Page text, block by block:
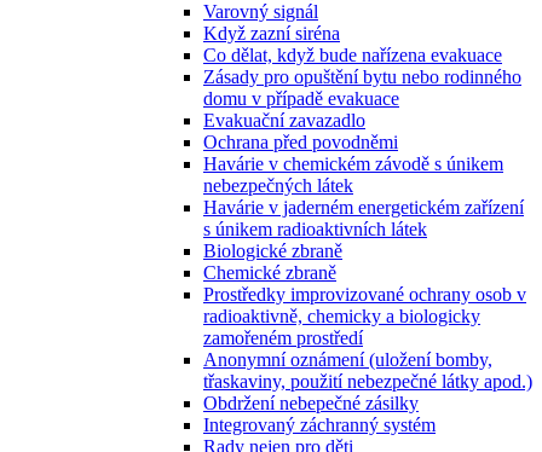
Varovný signál
Když zazní siréna
Co dělat, když bude nařízena evakuace
Zásady pro opuštění bytu nebo rodinného
domu v případě evakuace
Evakuační zavazadlo
Ochrana před povodněmi
Havárie v chemickém závodě s únikem
nebezpečných látek
Havárie v jaderném energetickém zařízení
s únikem radioaktivních látek
Biologické zbraně
Chemické zbraně
Prostředky improvizované ochrany osob v
radioaktivně, chemicky a biologicky
zamořeném prostředí
Anonymní oznámení (uložení bomby,
třaskaviny, použití nebezpečné látky apod.)
Obdržení nebepečné zásilky
Integrovaný záchranný systém
Rady nejen pro děti